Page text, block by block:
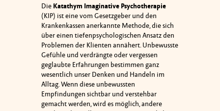
Die Katathym Imaginative Psychotherapie
(KIP) ist eine vom Gesetzgeber und den
Krankenkassen anerkannte Methode, die sich
über einen tiefenpsychologischen Ansatz den
Problemen der Klienten annähert. Unbewusste
Gefühle und verdrängte oder vergessen
geglaubte Erfahrungen bestimmen ganz
wesentlich unser Denken und Handeln im
Alltag. Wenn diese unbewussten
Empfindungen sichtbar und verstehbar
gemacht werden, wird es möglich, andere